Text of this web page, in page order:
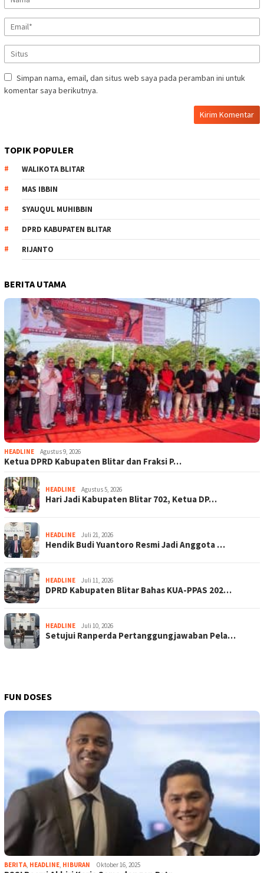
Simpan nama, email, dan situs web saya pada peramban ini untuk
komentar saya berikutnya.
TOPIK POPULER
WALIKOTA BLITAR
MAS IBBIN
SYAUQUL MUHIBBIN
DPRD KABUPATEN BLITAR
RIJANTO
BERITA UTAMA
HEADLINE Agustus 9, 2026
Ketua DPRD Kabupaten Blitar dan Fraksi P…
HEADLINE Agustus 5, 2026
Hari Jadi Kabupaten Blitar 702, Ketua DP…
HEADLINE Juli 21, 2026
Hendik Budi Yuantoro Resmi Jadi Anggota …
HEADLINE Juli 11, 2026
DPRD Kabupaten Blitar Bahas KUA-PPAS 202…
HEADLINE Juli 10, 2026
Setujui Ranperda Pertanggungjawaban Pela…
FUN DOSES
BERITA, HEADLINE, HIBURAN Oktober 16, 2025